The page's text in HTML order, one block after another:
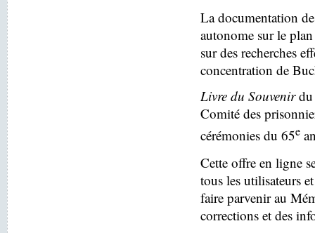
La documentation
autonome sur le
sur des recherches
concentration de
Livre du Souvenirdu
Comité des
cérémonies du 65e
Cette offre en ligne
tous les utilisateurs
faire parvenir au
corrections et des